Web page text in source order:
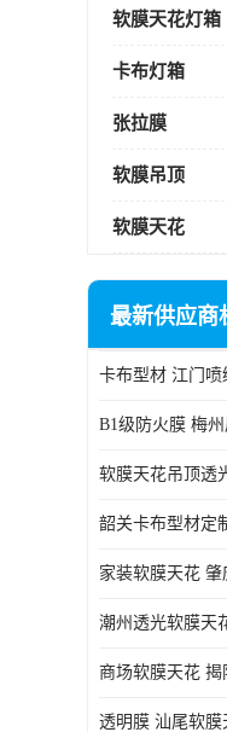
软膜天花灯箱
卡布灯箱
张拉膜
软膜吊顶
软膜天花
最新供应商
卡布型材 江门喷
韶关卡布型材定